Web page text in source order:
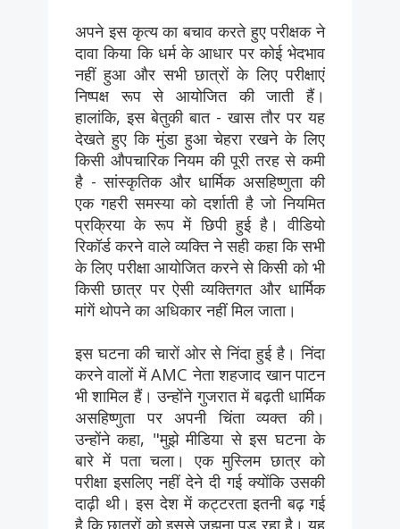
अपने इस कृत्य का बचाव करते हुए परीक्षक ने
दावा किया कि धर्म के आधार पर कोई भेदभाव
नहीं हुआ और सभी छात्रों के लिए परीक्षाएं
निष्पक्ष रूप से आयोजित की जाती हैं।
हालांकि, इस बेतुकी बात - खास तौर पर यह
देखते हुए कि मुंडा हुआ चेहरा रखने के लिए
किसी औपचारिक नियम की पूरी तरह से कमी
है - सांस्कृतिक और धार्मिक असहिष्णुता की
एक गहरी समस्या को दर्शाती है जो नियमित
प्रक्रिया के रूप में छिपी हुई है। वीडियो
रिकॉर्ड करने वाले व्यक्ति ने सही कहा कि सभी
के लिए परीक्षा आयोजित करने से किसी को भी
किसी छात्र पर ऐसी व्यक्तिगत और धार्मिक
मांगें थोपने का अधिकार नहीं मिल जाता।
इस घटना की चारों ओर से निंदा हुई है। निंदा
करने वालों में AMC नेता शहजाद खान पाटन
भी शामिल हैं। उन्होंने गुजरात में बढ़ती धार्मिक
असहिष्णुता पर अपनी चिंता व्यक्त की।
उन्होंने कहा, "मुझे मीडिया से इस घटना के
बारे में पता चला। एक मुस्लिम छात्र को
परीक्षा इसलिए नहीं देने दी गई क्योंकि उसकी
दाढ़ी थी। इस देश में कट्टरता इतनी बढ़ गई
है कि छात्रों को इससे जूझना पड़ रहा है। यह